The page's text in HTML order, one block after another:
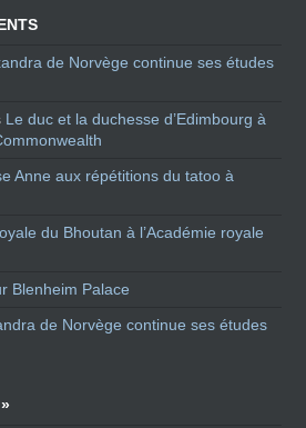
de Norvège continue ses études
Le duc et la duchesse d’Edimbourg à
Anne aux répétitions du tatoo à
du Bhoutan à l’Académie royale
Blenheim Palace
de Norvège continue ses études